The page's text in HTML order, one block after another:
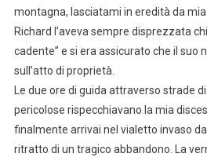
montagna, lasciatami in eredità da
Richard l’aveva sempre disprezzata
cadente” e si era assicurato che il suo
sull’atto di proprietà.
Le due ore di guida attraverso strade
pericolose rispecchiavano la mia
finalmente arrivai nel vialetto invaso
ritratto di un tragico abbandono. La